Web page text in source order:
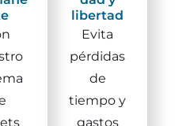
libertad
Evita
pérdidas
de
tiempo y
gastos